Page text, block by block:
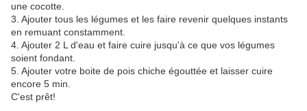
une cocotte.
3. Ajouter tous les légumes et les faire revenir quelques instants
en remuant constamment.
4. Ajouter 2 L d'eau et faire cuire jusqu'à ce que vos légumes
soient fondant.
5. Ajouter votre boite de pois chiche égouttée et laisser cuire
encore 5 min.
C'est prêt!